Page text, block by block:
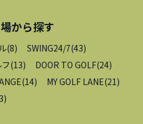
から探す
(8) SWING24/7(43)
(13) DOOR TO GOLF(24)
(14) MY GOLF LANE(21)
)